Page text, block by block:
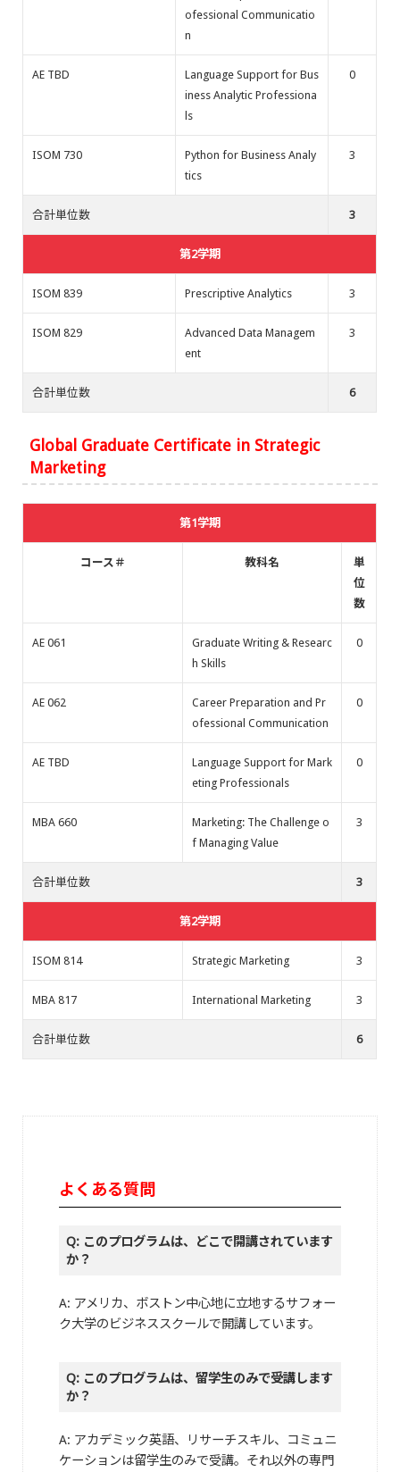
ofessional Communicatio
n
AE TBD
Language Support for Bus
iness Analytic Professiona
ls
0
ISOM 730
Python for Business Analy
tics
3
合計単位数 3
第2学期
ISOM 839 Prescriptive Analytics 3
ISOM 829
Advanced Data Managem
ent
3
合計単位数 6
Global Graduate Certificate in Strategic
Marketing
第1学期
コース＃ 教科名
単
位
数
AE 061
Graduate Writing & Researc
h Skills
0
AE 062
Career Preparation and Pr
ofessional Communication
0
AE TBD
Language Support for Mark
eting Professionals
0
MBA 660
Marketing: The Challenge o
f Managing Value
3
合計単位数 3
第2学期
ISOM 814 Strategic Marketing 3
MBA 817 International Marketing 3
合計単位数 6
よくある質問
Q: このプログラムは、どこで開講されています
か？
A: アメリカ、ボストン中心地に立地するサフォー
ク大学のビジネススクールで開講しています。
Q: このプログラムは、留学生のみで受講します
か？
A: アカデミック英語、リサーチスキル、コミュニ
ケーションは留学生のみで受講。それ以外の専門